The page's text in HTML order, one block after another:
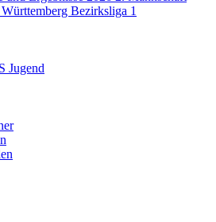
Bezirksliga 1
Jugend